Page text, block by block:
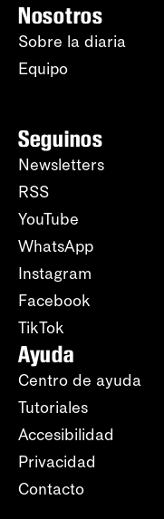
Nosotros
Sobre la diaria
Equipo
Seguinos
Newsletters
RSS
YouTube
WhatsApp
Instagram
Facebook
TikTok
Ayuda
Centro de ayuda
Tutoriales
Accesibilidad
Privacidad
Contacto